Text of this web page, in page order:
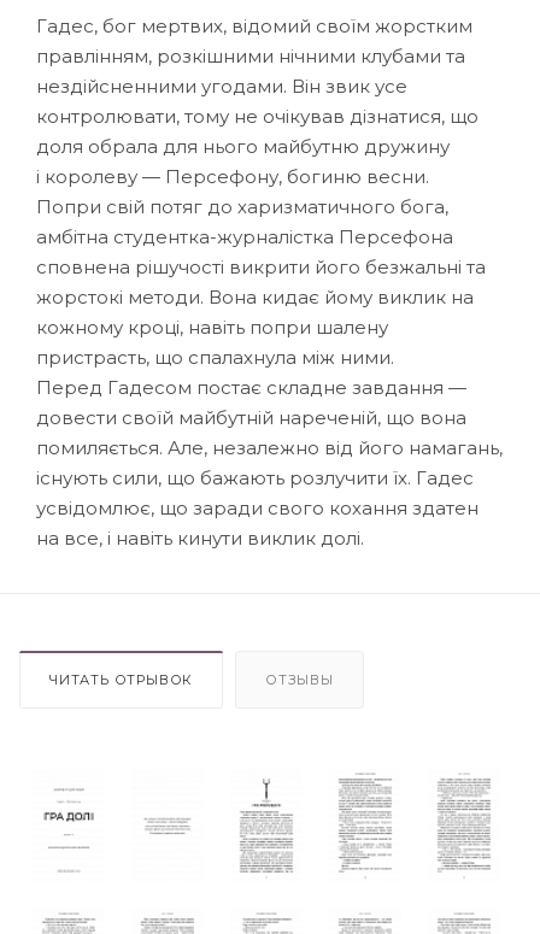
Гадес, бог мертвих, відомий своїм жорстким
правлінням, розкішними нічними клубами та
нездійсненними угодами. Він звик усе
контролювати, тому не очікував дізнатися, що
доля обрала для нього майбутню дружину
і королеву — Персефону, богиню весни.
Попри свій потяг до харизматичного бога,
амбітна студентка-журналістка Персефона
сповнена рішучості викрити його безжальні та
жорстокі методи. Вона кидає йому виклик на
кожному кроці, навіть попри шалену
пристрасть, що спалахнула між ними.
Перед Гадесом постає складне завдання —
довести своїй майбутній нареченій, що вона
помиляється. Але, незалежно від його намагань,
існують сили, що бажають розлучити їх. Гадес
усвідомлює, що заради свого кохання здатен
на все, і навіть кинути виклик долі.
ЧИТАТЬ ОТРЫВОК ОТЗЫВЫ